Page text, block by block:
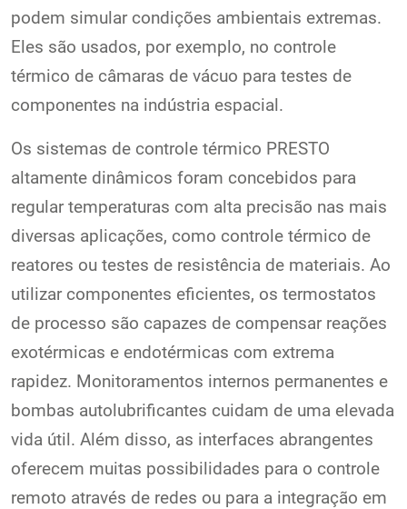
podem simular condições ambientais extremas.
Eles são usados, por exemplo, no controle
térmico de câmaras de vácuo para testes de
componentes na indústria espacial.
Os sistemas de controle térmico PRESTO
altamente dinâmicos foram concebidos para
regular temperaturas com alta precisão nas mais
diversas aplicações, como controle térmico de
reatores ou testes de resistência de materiais. Ao
utilizar componentes eficientes, os termostatos
de processo são capazes de compensar reações
exotérmicas e endotérmicas com extrema
rapidez. Monitoramentos internos permanentes e
bombas autolubrificantes cuidam de uma elevada
vida útil. Além disso, as interfaces abrangentes
oferecem muitas possibilidades para o controle
remoto através de redes ou para a integração em